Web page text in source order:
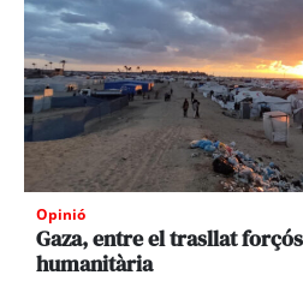
Opinió
Gaza, entre el trasllat
humanitària